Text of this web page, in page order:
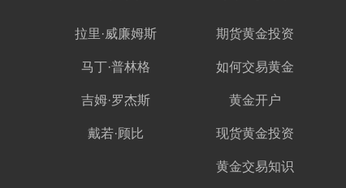
拉里·威廉姆斯
马丁·普林格
吉姆·罗杰斯
戴若·顾比
期货黄金投资
如何交易黄金
黄金开户
现货黄金投资
黄金交易知识